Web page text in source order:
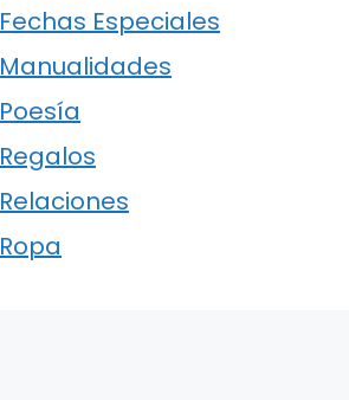
Fechas Especiales
Manualidades
Poesía
Regalos
Relaciones
Ropa